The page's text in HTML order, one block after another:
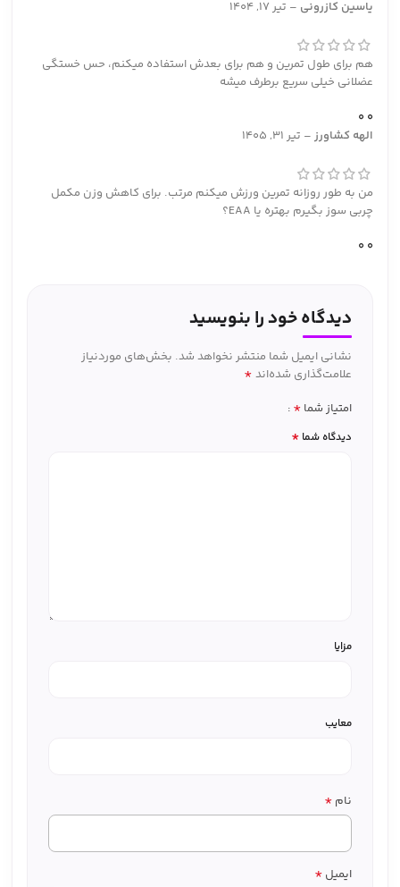
یاسین کازرونی – تیر 17, 1404
هم برای طول تمرین و هم برای بعدش استفاده میکنم، حس خستگی
عضلانی خیلی سریع برطرف میشه
0
0
الهه کشاورز – تیر 31, 1405
من به طور روزانه تمرین ورزش میکنم مرتب. برای کاهش وزن مکمل
چربی سوز بگیرم بهتره یا EAA؟
0
0
دیدگاه خود را بنویسید
نشانی ایمیل شما منتشر نخواهد شد. بخش‌های موردنیاز
علامت‌گذاری شده‌اند *
امتیاز شما *
دیدگاه شما *
مزایا
معایب
نام *
ایمیل *